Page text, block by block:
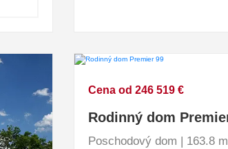
Cena od 246 519 €
Rodinný dom
Poschodový dom | 163.8 m